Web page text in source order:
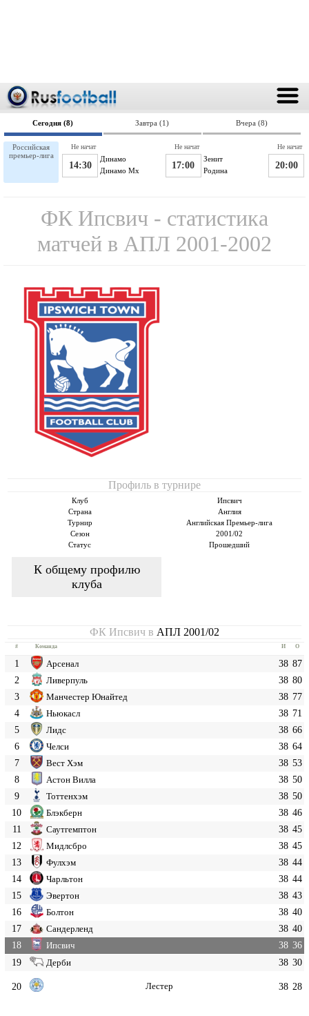
Сегодня (8) Завтра (1) Вчера (8)
Российская
премьер-лига
Динамо
14:30 Динамо Мх
Не начат
Зенит
17:00 Родина
Не начат
20:00
Не начат
ФК Ипсвич - статистика
матчей в АПЛ 2001-2002
Профиль в турнире
Клуб
Ипсвич
Страна
Англия
Турнир
Английская Премьер-лига
Сезон
2001/02
Статус
Прошедший
К общему профилю
клуба
ФК Ипсвич в АПЛ 2001/02
# Команда И О
1 Арсенал 38 87
2
Ливерпуль 38 80
3
Манчестер Юнайтед 38 77
4
Ньюкасл 38 71
5
Лидс 38 66
6
Челси 38 64
7
Вест Хэм 38 53
8
Астон Вилла 38 50
9
Тоттенхэм 38 50
10
Блэкберн 38 46
11
Саутгемптон 38 45
12
Мидлсбро 38 45
13
Фулхэм 38 44
14
Чарльтон 38 44
15
Эвертон 38 43
16
Болтон 38 40
17
Сандерленд 38 40
18
Ипсвич 38 36
19
Дерби 38 30
20 Лестер 38 28